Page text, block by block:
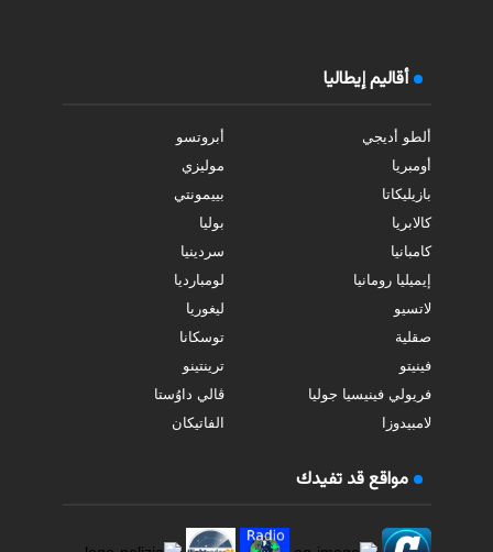
أقاليم إيطاليا
ألطو أديجي
أبروتسو
أومبريا
موليزي
بازيليكاتا
بييمونتي
كالابريا
بوليا
كامبانيا
سردينيا
إيميليا رومانيا
لومبارديا
لاتسيو
ليغوريا
صقلية
توسكانا
فينيتو
ترينتينو
فريولي فينيسيا جوليا
ڤالي داوُستا
لامبيدوزا
الفاتيكان
مواقع قد تفيدك